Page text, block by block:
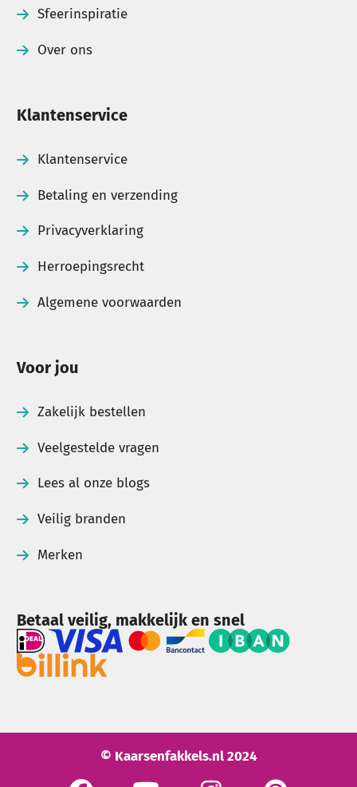
Sfeerinspiratie
Over ons
Klantenservice
Klantenservice
Betaling en verzending
Privacyverklaring
Herroepingsrecht
Algemene voorwaarden
Voor jou
Zakelijk bestellen
Veelgestelde vragen
Lees al onze blogs
Veilig branden
Merken
Betaal veilig, makkelijk en snel
© Kaarsenfakkels.nl 2024
See our FacebookSee our YouTube channel
Bekijk onze Instagram
Bekijk onze